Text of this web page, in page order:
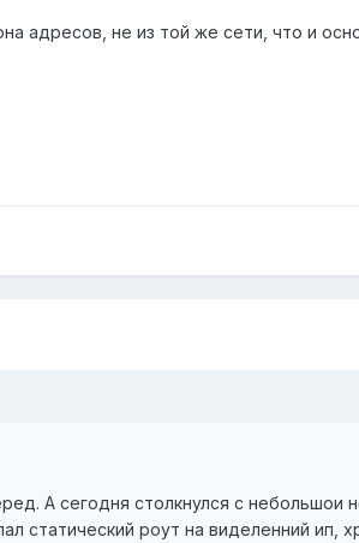
адресов, не из той же сети, что и
А сегодня столкнулся с
статический роут на виделенний ип,